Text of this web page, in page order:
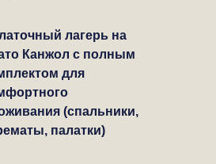
лагерь на
Канжол с полным
для
(спальники,
палатки)